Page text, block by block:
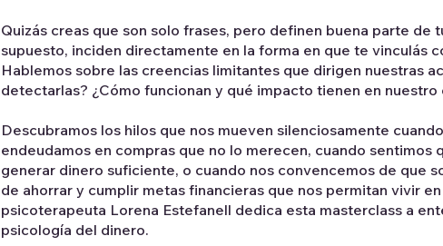
Quizás creas que son solo frases, pero definen buena parte de
supuesto, inciden directamente en la forma en que te vinculás
Hablemos sobre las creencias limitantes que dirigen nuestras
detectarlas? ¿Cómo funcionan y qué impacto tienen en
Descubramos los hilos que nos mueven silenciosamente
endeudamos en compras que no lo merecen, cuando sentimos
generar dinero suficiente, o cuando nos convencemos de que
de ahorrar y cumplir metas financieras que nos permitan vivir en
psicoterapeuta Lorena Estefanell dedica esta masterclass a
psicología del dinero.